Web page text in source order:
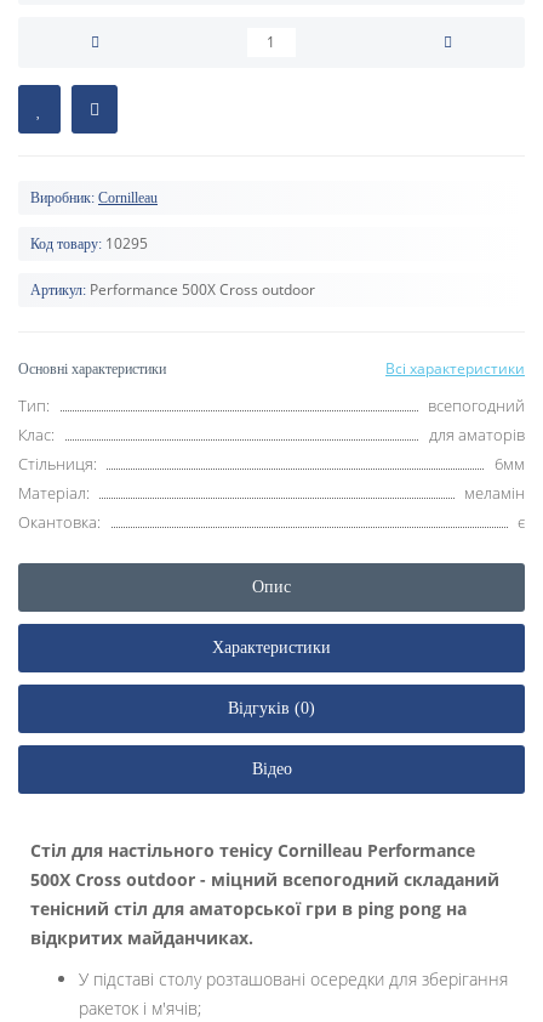
Виробник: Cornilleau
Код товару: 10295
Артикул: Performance 500X Cross outdoor
Основні характеристики Всі характеристики
Тип:
всепогодний
Клас:
для аматорів
Стільниця:
6мм
Матеріал:
меламін
Окантовка:
є
Опис
Характеристики
Відгуків (0)
Відео
Стіл для настільного тенісу Cornilleau Performance
500X Cross outdoor - міцний всепогодний складаний
тенісний стіл для аматорської гри в ping pong на
відкритих майданчиках.
У підставі столу розташовані осередки для зберігання
ракеток і м'ячів;